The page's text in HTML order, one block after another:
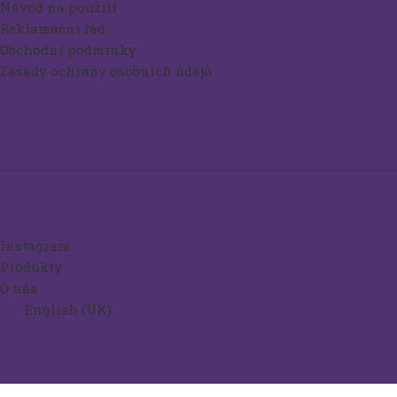
Návod na použití
Reklamační řád
Obchodní podmínky
Zásady ochrany osobních údajů
Instagram
Produkty
O nás
English (UK)